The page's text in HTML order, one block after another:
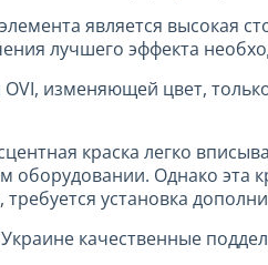
является высокая
лучшего эффекта
изменяющей цвет,
краска легко
оборудовании. Однако эта
установка
качественные